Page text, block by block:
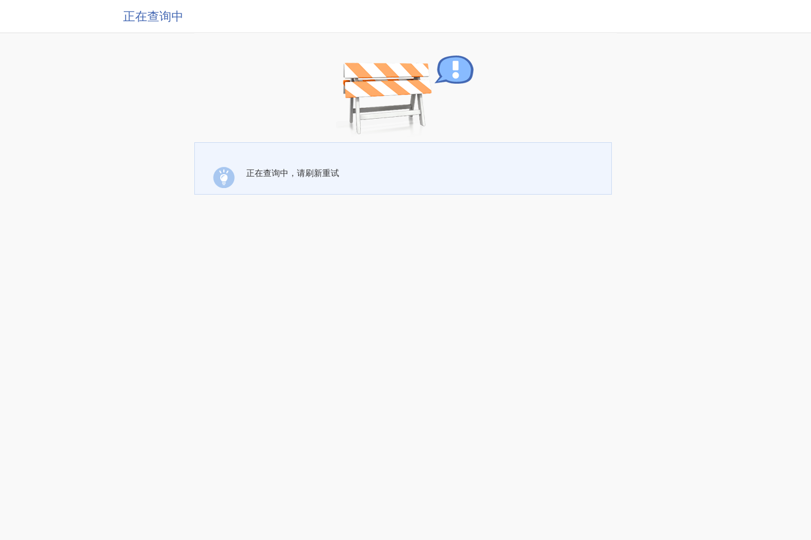
正在查询中
正在查询中，请刷新重试